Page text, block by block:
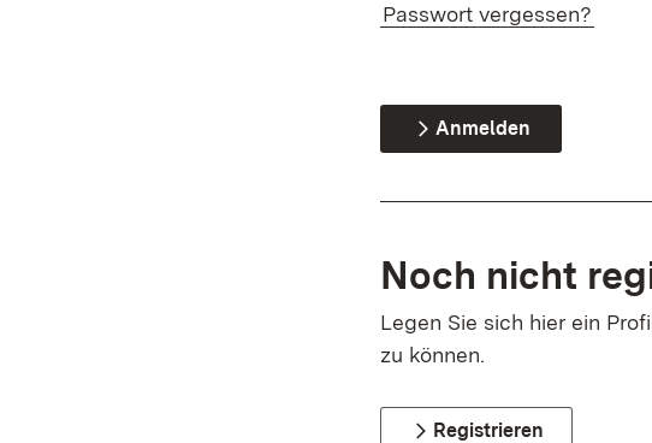
Passwort vergessen?
Anmelden
Noch nicht
Legen Sie sich hier ein
zu können.
Registrieren